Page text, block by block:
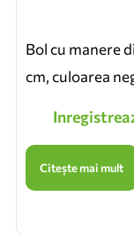
Bol cu manere
cm, culoarea
Citește mai mult